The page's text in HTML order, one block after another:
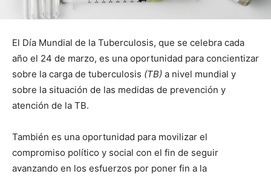
El Día Mundial de la Tuberculosis, que se celebra cada
año el 24 de marzo, es una oportunidad para concientizar
sobre la carga de tuberculosis (TB) a nivel mundial y
sobre la situación de las medidas de prevención y
atención de la TB.
También es una oportunidad para movilizar el
compromiso político y social con el fin de seguir
avanzando en los esfuerzos por poner fin a la